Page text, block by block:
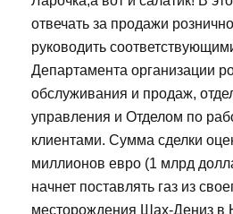
отвечать за продажи
руководить
Департамента организации
обслуживания и продаж,
управления и Отделом по
клиентами. Сумма сделки
миллионов евро (1 млрд
начнет поставлять газ из
месторождения Шах-Дениз в